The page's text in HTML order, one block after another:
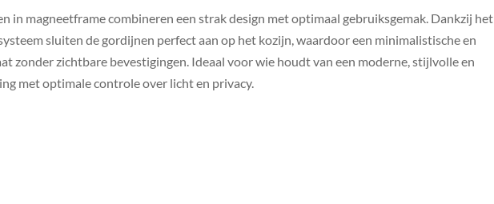
in magneetframe combineren een strak design met optimaal gebruiksgemak. Dankzij het
sluiten de gordijnen perfect aan op het kozijn, waardoor een minimalistische en
zonder zichtbare bevestigingen. Ideaal voor wie houdt van een moderne, stijlvolle en
met optimale controle over licht en privacy.